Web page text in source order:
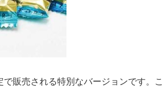
販売される特別なバージョンです。こ